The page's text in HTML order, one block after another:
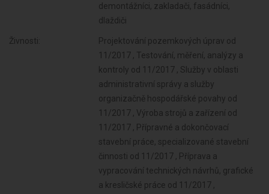
demontážníci, zakladači, fasádníci,
dlaždiči
Živnosti:
Projektování pozemkových úprav od
11/2017 , Testování, měření, analýzy a
kontroly od 11/2017 , Služby v oblasti
administrativní správy a služby
organizačně hospodářské povahy od
11/2017 , Výroba strojů a zařízení od
11/2017 , Přípravné a dokončovací
stavební práce, specializované stavební
činnosti od 11/2017 , Příprava a
vypracování technických návrhů, grafické
a kresličské práce od 11/2017 ,